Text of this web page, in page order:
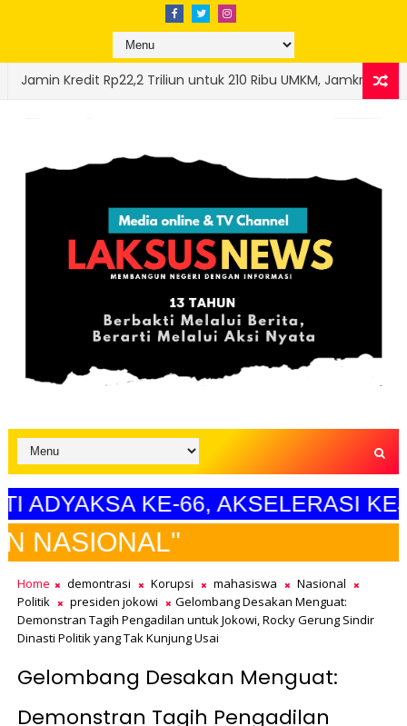
untuk 210 Ribu UMKM, Jamkrida Sumbar Buktikan Kinerja
KE-66, AKSELERASI
Home demontrasi Korupsi mahasiswa
Nasional
Politik
presiden jokowi
Gelombang Desakan Menguat:
Demonstran Tagih Pengadilan untuk Jokowi, Rocky Gerung Sindir
Dinasti Politik yang Tak Kunjung Usai
Gelombang Desakan Menguat:
Demonstran Tagih Pengadilan